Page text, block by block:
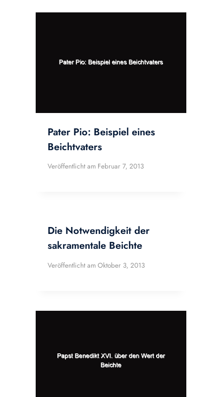
Pater Pio: Beispiel eines
Beichtvaters
Veröffentlicht am Februar 7, 2013
Die Notwendigkeit der
sakramentale Beichte
Veröffentlicht am Oktober 3, 2013